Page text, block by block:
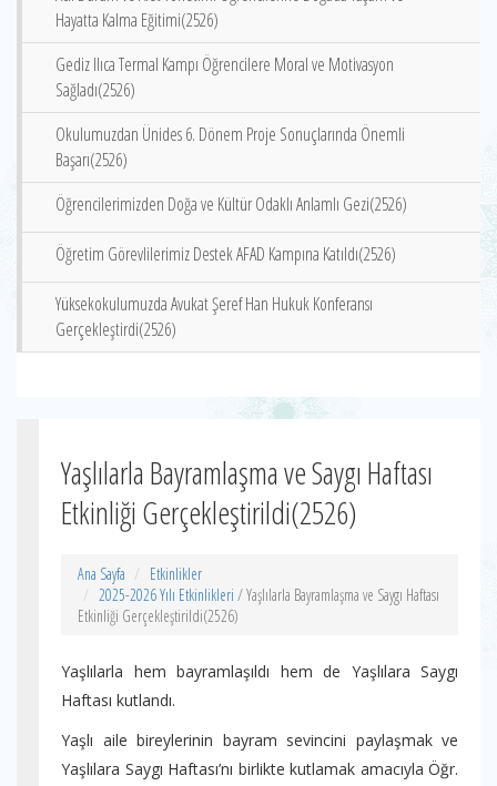
Hayatta Kalma Eğitimi(2526)
Gediz Ilıca Termal Kampı Öğrencilere Moral ve Motivasyon
Sağladı(2526)
Okulumuzdan Ünides 6. Dönem Proje Sonuçlarında Önemli
Başarı(2526)
Öğrencilerimizden Doğa ve Kültür Odaklı Anlamlı Gezi(2526)
Öğretim Görevlilerimiz Destek AFAD Kampına Katıldı(2526)
Yüksekokulumuzda Avukat Şeref Han Hukuk Konferansı
Gerçekleştirdi(2526)
Yaşlılarla Bayramlaşma ve Saygı Haftası
Etkinliği Gerçekleştirildi(2526)
Ana Sayfa
Etkinlikler
2025-2026 Yılı Etkinlikleri / Yaşlılarla Bayramlaşma ve Saygı Haftası
Etkinliği Gerçekleştirildi(2526)
Yaşlılarla hem bayramlaşıldı hem de Yaşlılara Saygı
Haftası kutlandı.
Yaşlı aile bireylerinin bayram sevincini paylaşmak ve
Yaşlılara Saygı Haftası’nı birlikte kutlamak amacıyla Öğr.